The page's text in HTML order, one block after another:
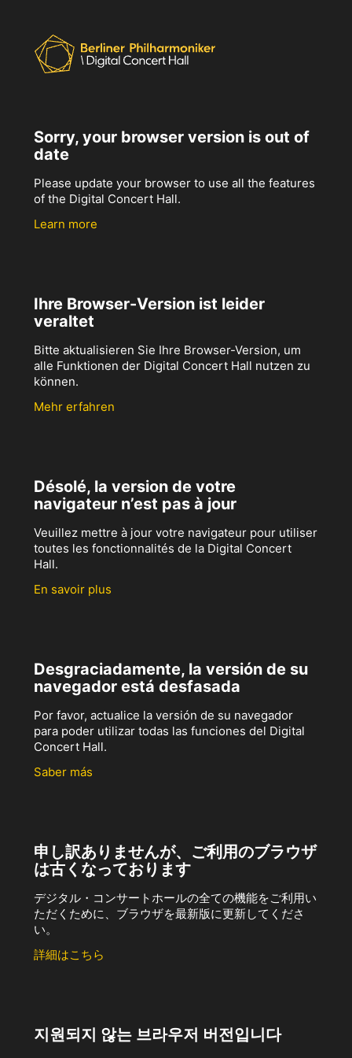
Sorry, your browser version is out of
date
Please update your browser to use all the features
of the Digital Concert Hall.
Learn more
Ihre Browser-Version ist leider
veraltet
Bitte aktualisieren Sie Ihre Browser-Version, um
alle Funktionen der Digital Concert Hall nutzen zu
können.
Mehr erfahren
Désolé, la version de votre
navigateur n’est pas à jour
Veuillez mettre à jour votre navigateur pour utiliser
toutes les fonctionnalités de la Digital Concert
Hall.
En savoir plus
Desgraciadamente, la versión de su
navegador está desfasada
Por favor, actualice la versión de su navegador
para poder utilizar todas las funciones del Digital
Concert Hall.
Saber más
申し訳ありませんが、ご利用のブラウザ
は古くなっております
デジタル・コンサートホールの全ての機能をご利用い
ただくために、ブラウザを最新版に更新してくださ
い。
詳細はこちら
지원되지 않는 브라우저 버전입니다